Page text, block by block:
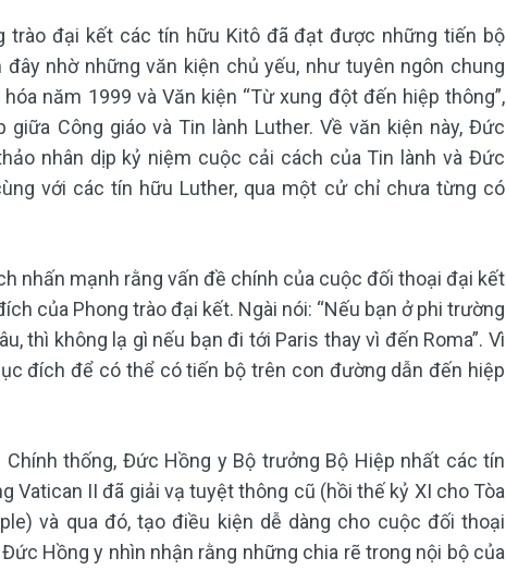
trào đại kết các tín hữu Kitô đã đạt được những tiến bộ
nhờ những văn kiện chủ yếu, như tuyên ngôn chung
năm 1999 và Văn kiện “Từ xung đột đến hiệp thông”,
Công giáo và Tin lành Luther. Về văn kiện này, Đức
nhân dịp kỷ niệm cuộc cải cách của Tin lành và Đức
với các tín hữu Luther, qua một cử chỉ chưa từng có
nhấn mạnh rằng vấn đề chính của cuộc đối thoại đại kết
của Phong trào đại kết. Ngài nói: “Nếu bạn ở phi trường
thì không lạ gì nếu bạn đi tới Paris thay vì đến Roma”. Vì
đích để có thể có tiến bộ trên con đường dẫn đến hiệp
thống, Đức Hồng y Bộ trưởng Bộ Hiệp nhất các tín
Vatican II đã giải vạ tuyệt thông cũ (hồi thế kỷ XI cho Tòa
và qua đó, tạo điều kiện dễ dàng cho cuộc đối thoại
Hồng y nhìn nhận rằng những chia rẽ trong nội bộ của